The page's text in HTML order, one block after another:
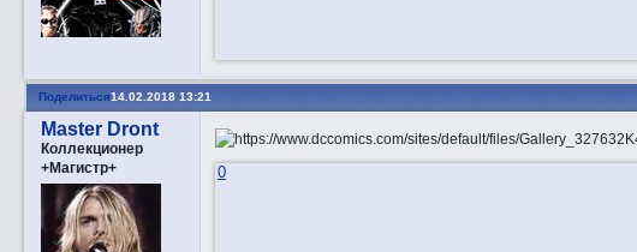
Поделиться14.02.2018 13:21
Master Dront
Коллекционер
+Магистр+
0